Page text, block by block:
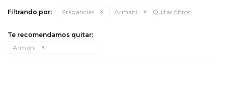
Filtrando por: Fragancias Armani Quitar filtros
Te recomendamos quitar:
Armani